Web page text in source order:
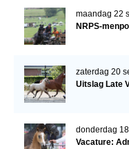
maandag 22
NRPS-
zaterdag 20
Uitslag Late
donderdag
Vacature: